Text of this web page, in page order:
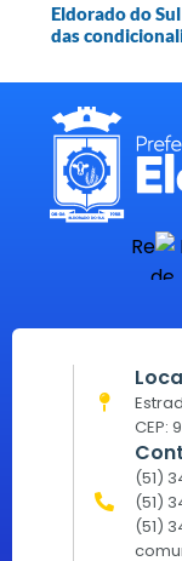
Eldorado do
das
CEP:
(51)
(51)
(51)